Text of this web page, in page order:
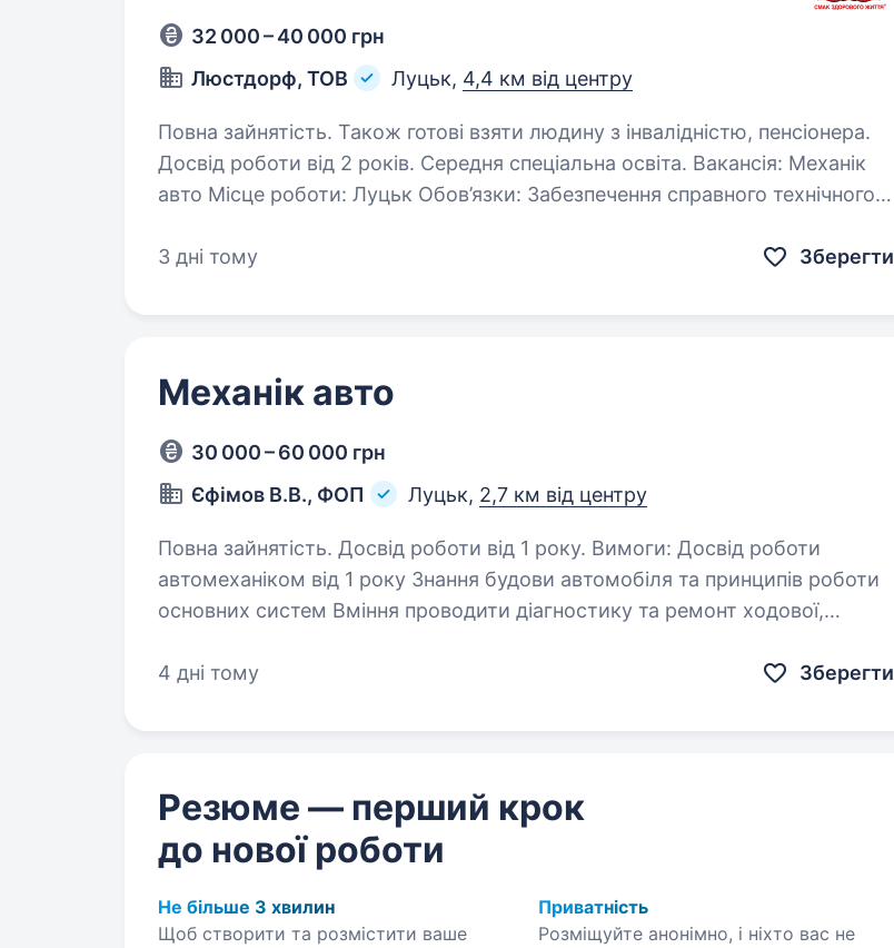
32 000 – 40 000 грн
Люстдорф, ТОВ
Луцьк, 4,4 км від центру
Повна зайнятість. Також готові взяти людину з інвалідністю, пенсіонера.
Досвід роботи від 2 років. Середня спеціальна освіта. Вакансія: Механік
авто Місце роботи: Луцьк Обов’язки: Забезпечення справного технічного
автомобілів. Організація та контроль технічного обслуговування…
3 дні тому Зберегти
Механік авто
30 000 – 60 000 грн
Єфімов В.В., ФОП
Луцьк, 2,7 км від центру
Повна зайнятість. Досвід роботи від 1 року. Вимоги: Досвід роботи
автомеханіком від 1 року Знання будови автомобіля та принципів роботи
основних систем Вміння проводити діагностику та ремонт ходової,
4 дні тому
Зберегти
Резюме — перший крок
до нової роботи
Не більше 3 хвилин
Щоб створити та розмістити ваше
Приватність
Розміщуйте анонімно, і ніхто вас не